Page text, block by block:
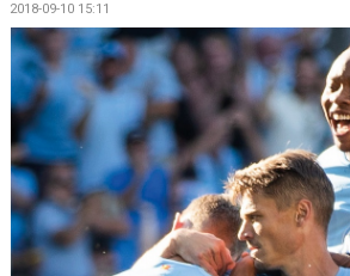
SHOPEN
MEDLEMSRABATTER
MEDLEMSAVGIFTER
DOMARE
NYHETER
2018-09-10 15:11